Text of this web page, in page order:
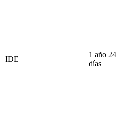
IDE
1 año 24
días